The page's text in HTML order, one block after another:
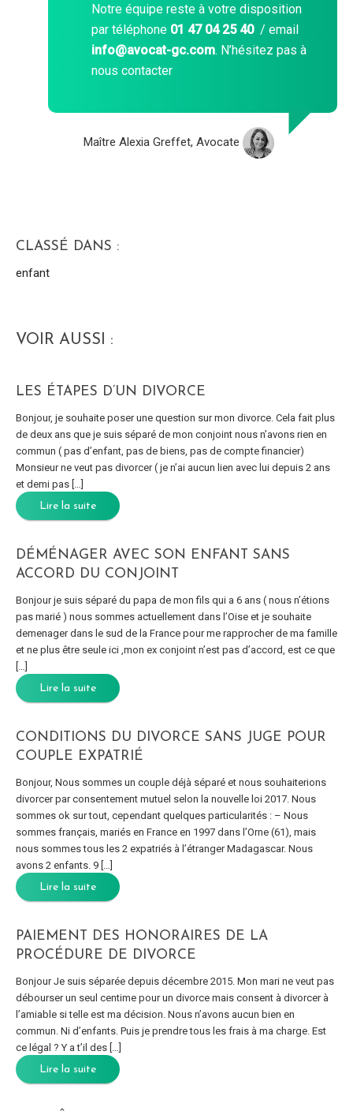
Notre équipe reste à votre disposition
par téléphone 01 47 04 25 40 / email
info@avocat-gc.com. N’hésitez pas à
nous contacter
Maître Alexia Greffet, Avocate
CLASSÉ DANS :
enfant
VOIR AUSSI :
LES ÉTAPES D’UN DIVORCE
Bonjour, je souhaite poser une question sur mon divorce. Cela fait plus
de deux ans que je suis séparé de mon conjoint nous n’avons rien en
commun ( pas d’enfant, pas de biens, pas de compte financier)
Monsieur ne veut pas divorcer ( je n’ai aucun lien avec lui depuis 2 ans
et demi pas […]
Lire la suite
DÉMÉNAGER AVEC SON ENFANT SANS
ACCORD DU CONJOINT
Bonjour je suis séparé du papa de mon fils qui a 6 ans ( nous n’étions
pas marié ) nous sommes actuellement dans l’Oise et je souhaite
demenager dans le sud de la France pour me rapprocher de ma famille
et ne plus être seule ici ,mon ex conjoint n’est pas d’accord, est ce que
Lire la suite
CONDITIONS DU DIVORCE SANS JUGE POUR
COUPLE EXPATRIÉ
Bonjour, Nous sommes un couple déjà séparé et nous souhaiterions
divorcer par consentement mutuel selon la nouvelle loi 2017. Nous
sommes ok sur tout, cependant quelques particularités : – Nous
sommes français, mariés en France en 1997 dans l’Orne (61), mais
nous sommes tous les 2 expatriés à l’étranger Madagascar. Nous
avons 2 enfants. 9 […]
Lire la suite
PAIEMENT DES HONORAIRES DE LA
PROCÉDURE DE DIVORCE
Bonjour Je suis séparée depuis décembre 2015. Mon mari ne veut pas
débourser un seul centime pour un divorce mais consent à divorcer à
l’amiable si telle est ma décision. Nous n’avons aucun bien en
commun. Ni d’enfants. Puis je prendre tous les frais à ma charge. Est
ce légal ? Y a t’il des […]
Lire la suite